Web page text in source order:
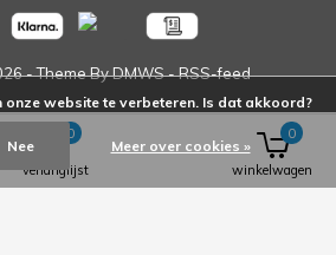
- Theme ByDMWS-RSS-feed
verlanglijst
0
winkelwagen
0
website te verbeteren. Is dat akkoord?
Nee Meer over cookies »